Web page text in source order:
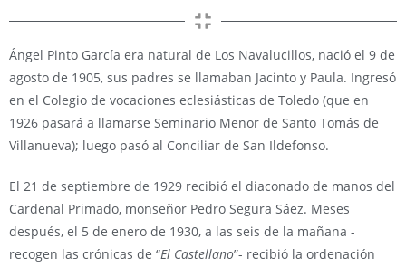
Ángel Pinto García era natural de Los Navalucillos, nació el 9 de
agosto de 1905, sus padres se llamaban Jacinto y Paula. Ingresó
en el Colegio de vocaciones eclesiásticas de Toledo (que en
1926 pasará a llamarse Seminario Menor de Santo Tomás de
Villanueva); luego pasó al Conciliar de San Ildefonso.
El 21 de septiembre de 1929 recibió el diaconado de manos del
Cardenal Primado, monseñor Pedro Segura Sáez. Meses
después, el 5 de enero de 1930, a las seis de la mañana -
recogen las crónicas de “El Castellano”- recibió la ordenación